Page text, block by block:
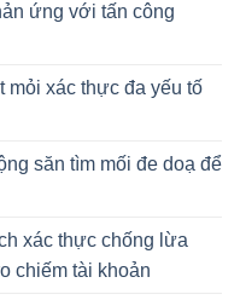
ứng với tấn công
mỏi xác thực đa yếu tố
săn tìm mối đe doạ để
xác thực chống lừa
chiếm tài khoản